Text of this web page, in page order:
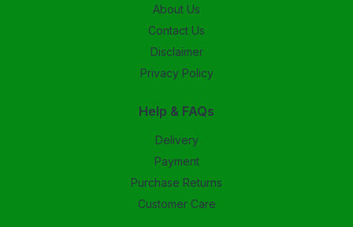
About Us
Contact Us
Disclaimer
Privacy Policy
Help & FAQs
Delivery
Payment
Purchase Returns
Customer Care